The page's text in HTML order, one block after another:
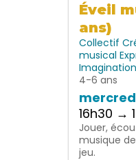
Éveil
ans)
Collectif
musical
Imagination
4-6 ans
16h30 →
Jouer,
musique
jeu.